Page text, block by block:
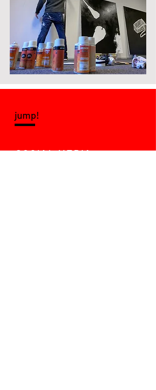
jump!
SOCIAL MEDIA